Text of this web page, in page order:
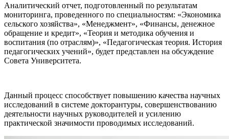
Аналитический отчет, подготовленный по результатам
мониторинга, проведенного по специальностям: «Экономика
сельского хозяйства», «Менеджмент», «Финансы, денежное
обращение и кредит», «Теория и методика обучения и
воспитания (по отраслям)», «Педагогическая теория. История
педагогических учений», будет представлен на обсуждение
Совета Университета.
Данный процесс способствует повышению качества научных
исследований в системе докторантуры, совершенствованию
деятельности научных руководителей и усилению
практической значимости проводимых исследований.